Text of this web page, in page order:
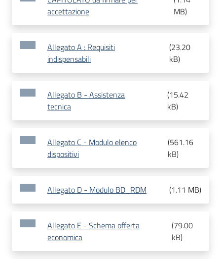
accettazione
MB)
Allegato A : Requisiti
indispensabili
(23.20
kB)
Allegato B - Assistenza
tecnica
(15.42
kB)
Allegato C - Modulo elenco
dispositivi
(561.16
kB)
Allegato D - Modulo BD_RDM (1.11 MB)
Allegato E - Schema offerta
economica
(79.00
kB)